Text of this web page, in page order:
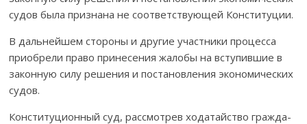
судов была признана не соответствующей Конс­титуции.
В дальнейшем стороны и другие участники процесса
при­обрели пра­во принесения жалобы на вступившие в
за­конную силу решения и пос­та­нов­ления экономических
судов.
Конституционный суд, рассмотрев ходатайство граж­да­